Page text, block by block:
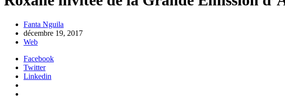
Fanta Nguila
décembre 19, 2017
Web
Facebook
Twitter
Linkedin